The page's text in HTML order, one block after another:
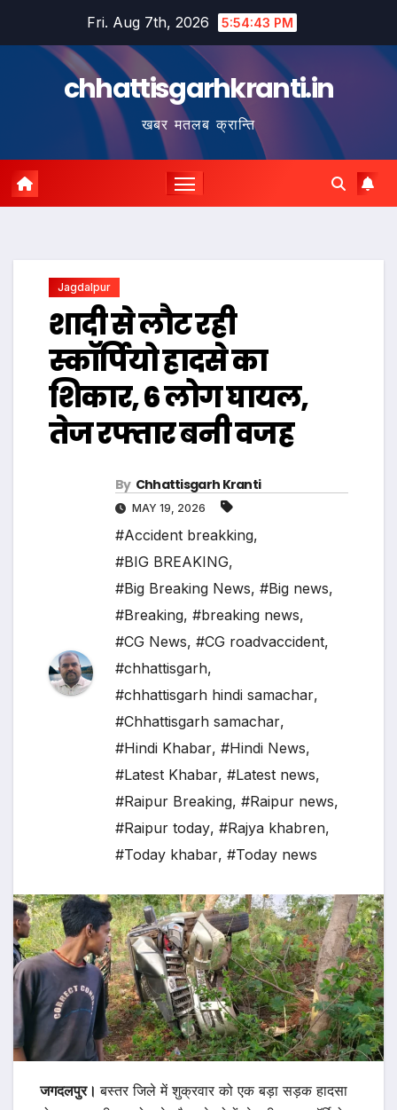
Fri. Aug 7th, 2026 5:54:44 PM
chhattisgarhkranti.in
खबर मतलब क्रान्ति
Jagdalpur
शादी से लौट रही
स्कॉर्पियो हादसे का
शिकार, 6 लोग घायल,
तेज रफ्तार बनी वजह
By Chhattisgarh Kranti
MAY 19, 2026
#Accident breakking,
#BIG BREAKING,
#Big Breaking News, #Big news,
#Breaking, #breaking news,
#CG News, #CG roadvaccident,
#chhattisgarh,
#chhattisgarh hindi samachar,
#Chhattisgarh samachar,
#Hindi Khabar, #Hindi News,
#Latest Khabar, #Latest news,
#Raipur Breaking, #Raipur news,
#Raipur today, #Rajya khabren,
#Today khabar, #Today news
जगदलपुर।बस्तर जिले में शुक्रवार को एक बड़ा सड़क हादसा